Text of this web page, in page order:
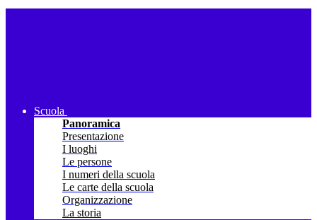
Scuola
Panoramica
Presentazione
I luoghi
Le persone
I numeri della scuola
Le carte della scuola
Organizzazione
La storia